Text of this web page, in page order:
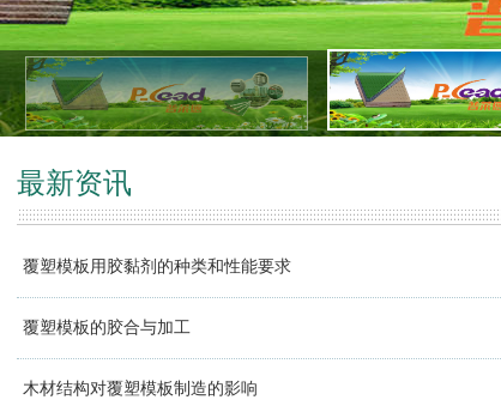
最新资讯
覆塑模板用胶黏剂的种类和性能要求
覆塑模板的胶合与加工
木材结构对覆塑模板制造的影响